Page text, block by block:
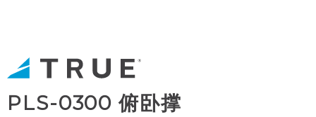
PLS-0300 俯卧撑